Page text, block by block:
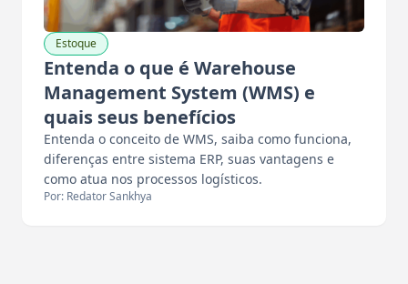
Estoque
Entenda o que é Warehouse
Management System (WMS) e
quais seus benefícios
Entenda o conceito de WMS, saiba como funciona,
diferenças entre sistema ERP, suas vantagens e
como atua nos processos logísticos.
Por: Redator Sankhya